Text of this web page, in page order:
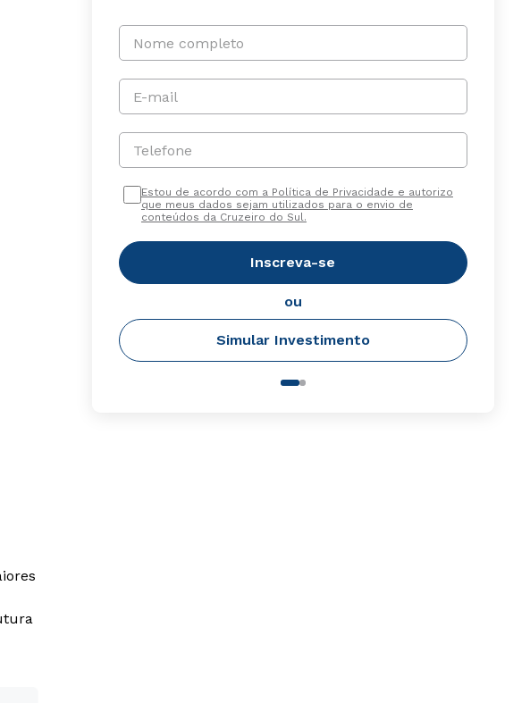
Nome completo
E-mail
Telefone
Estou de acordo com a Política de Privacidade e autorizo
que meus dados sejam utilizados para o envio de
conteúdos da Cruzeiro do Sul.
Inscreva-se
ou
Simular Investimento